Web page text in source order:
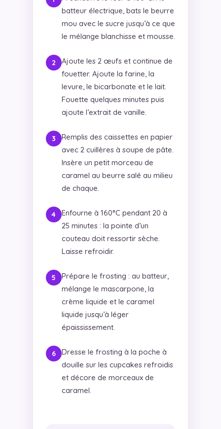
batteur électrique, bats le beurre
mou avec le sucre jusqu’à ce que
le mélange blanchisse et mousse.
Ajoute les 2 œufs et continue de
fouetter. Ajoute la farine, la
levure, le bicarbonate et le lait.
Fouette quelques minutes puis
ajoute l’extrait de vanille.
Remplis des caissettes en papier
avec 2 cuillères à soupe de pâte.
Insère un petit morceau de
caramel au beurre salé au milieu
de chaque.
Enfourne à 160°C pendant 20 à
25 minutes : la pointe d’un
couteau doit ressortir sèche.
Laisse refroidir.
Prépare le frosting : au batteur,
mélange le mascarpone, la
crème liquide et le caramel
liquide jusqu’à léger
épaississement.
Dresse le frosting à la poche à
douille sur les cupcakes refroidis
et décore de morceaux de
caramel.